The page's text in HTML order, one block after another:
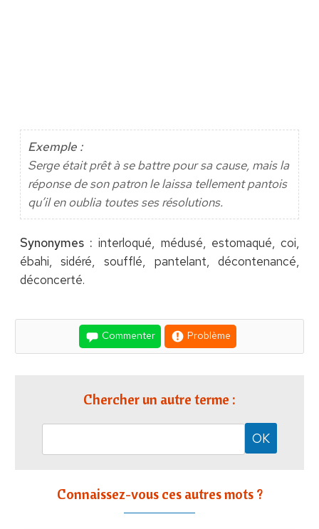
Exemple :
Serge était prêt à se battre pour sa cause, mais la
réponse de son patron le laissa tellement pantois
qu’il en oublia toutes ses résolutions.
Synonymes : interloqué, médusé, estomaqué, coi,
ébahi, sidéré, soufflé, pantelant, décontenancé,
déconcerté.
Commenter Problème
Chercher un autre terme :
Connaissez-vous ces autres mots ?